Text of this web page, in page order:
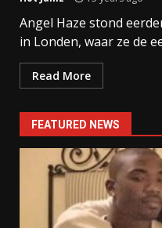
Angel Haze stond
in Londen, waar ze de
Read More
FEATURED NEWS